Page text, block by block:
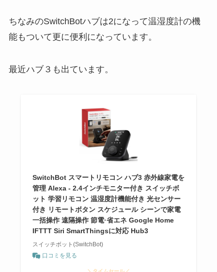
ちなみのSwitchBotハブは2になって温湿度計の機
能もついて更に便利になっています。
最近ハブ３も出ています。
SwitchBot スマートリモコン ハブ3 赤外線家電を
管理 Alexa - 2.4インチモニター付き スイッチボ
ット 学習リモコン 温湿度計機能付き 光センサー
付き リモートボタン スケジュール シーンで家電
一括操作 遠隔操作 節電·省エネ Google Home
IFTTT Siri SmartThingsに対応 Hub3
スイッチボット(SwitchBot)
口コミを見る